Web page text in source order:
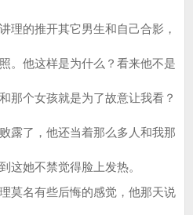
的推开其它男生和自己合影，
。他这样是为什么？看来他不是
那个女孩就是为了故意让我看？
露了，他还当着那么多人和我那
这她不禁觉得脸上发热。
名有些后悔的感觉，他那天说